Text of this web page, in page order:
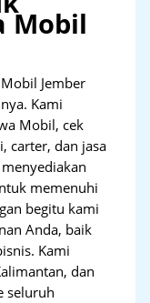
Mobil
Jember
Kami
Mobil, cek
carter, dan jasa
memenuhi
begitu kami
Anda, baik
Kami
dan
seluruh